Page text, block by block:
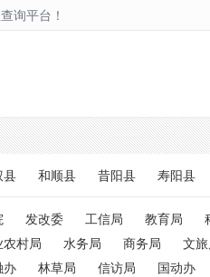
询平台！
县 和顺县 昔阳县 寿阳县
发改委 工信局 教育局
村局 水务局 商务局 文
办 林草局 信访局 国动办